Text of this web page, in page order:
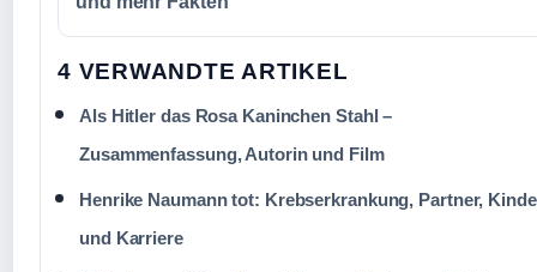
4 VERWANDTE ARTIKEL
Als Hitler das Rosa Kaninchen Stahl –
Zusammenfassung, Autorin und Film
Henrike Naumann tot: Krebserkrankung, Partner,
und Karriere